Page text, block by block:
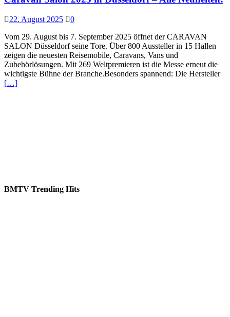
22. August 2025
0
Vom 29. August bis 7. September 2025 öffnet der CARAVAN
SALON Düsseldorf seine Tore. Über 800 Aussteller in 15 Hallen
zeigen die neuesten Reisemobile, Caravans, Vans und
Zubehörlösungen. Mit 269 Weltpremieren ist die Messe erneut die
wichtigste Bühne der Branche.Besonders spannend: Die Hersteller
[…]
BMTV Trending Hits